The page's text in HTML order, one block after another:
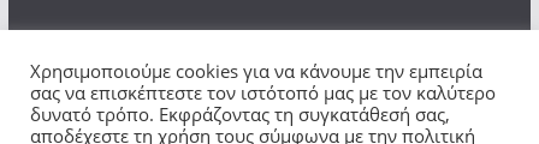
Πνευματικά Δικαιώματα © 2026romios.online. Τα
Χρησιμοποιούμε cookies για να κάνουμε την εμπειρία
σας να επισκέπτεστε τον ιστότοπό μας με τον καλύτερο
δυνατό τρόπο. Εκφράζοντας τη συγκατάθεσή σας,
αποδέχεστε τη χρήση τους σύμφωνα με την πολιτική